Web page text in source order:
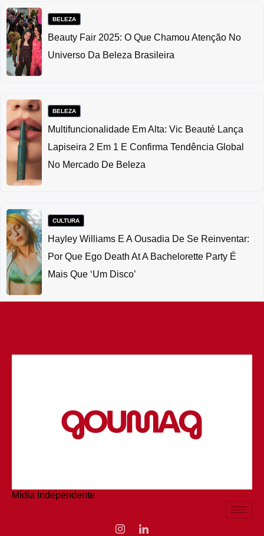
BELEZA
Beauty Fair 2025: O Que Chamou Atenção No
Universo Da Beleza Brasileira
BELEZA
Multifuncionalidade Em Alta: Vic Beauté Lança
Lapiseira 2 Em 1 E Confirma Tendência Global
No Mercado De Beleza
CULTURA
Hayley Williams E A Ousadia De Se Reinventar:
Por Que Ego Death At A Bachelorette Party É
Mais Que ‘um Disco’
Mídia Independente